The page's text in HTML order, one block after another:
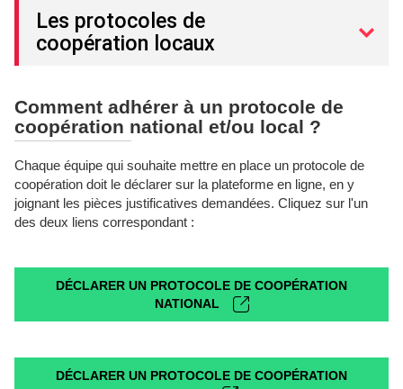
Les protocoles de
coopération locaux
Comment adhérer à un protocole de
coopération national et/ou local ?
Chaque équipe qui souhaite mettre en place un protocole de
coopération doit le déclarer sur la plateforme en ligne, en y
joignant les pièces justificatives demandées. Cliquez sur l'un
des deux liens correspondant :
DÉCLARER UN PROTOCOLE DE COOPÉRATION
NATIONAL
DÉCLARER UN PROTOCOLE DE COOPÉRATION